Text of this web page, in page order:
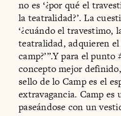
no es ‘¿por qué el
la teatralidad?’. La
‘¿cuándo el travestimo,
teatralidad, adquieren
camp?’”.Y para el punto
concepto mejor
sello de lo Camp es el
extravagancia. Camp es
paseándose con un